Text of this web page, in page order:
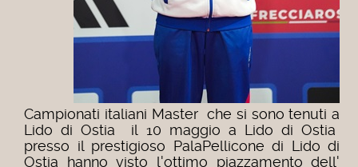
Campionati italiani Master che si sono tenuti a
Lido di Ostia il 10 maggio a Lido di Ostia
presso il prestigioso PalaPellicone di Lido di
Ostia hanno visto l'ottimo piazzamento dell'